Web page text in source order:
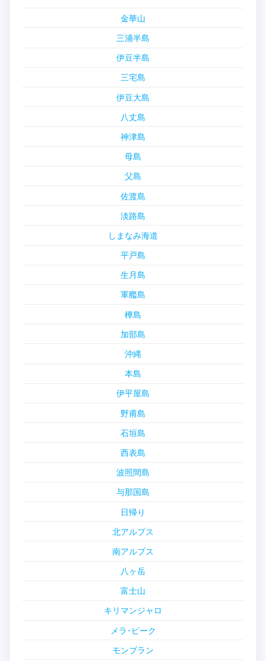
金華山
三浦半島
伊豆半島
三宅島
伊豆大島
八丈島
神津島
母島
父島
佐渡島
淡路島
しまなみ海道
平戸島
生月島
軍艦島
樺島
加部島
沖縄
本島
伊平屋島
野甫島
石垣島
西表島
波照間島
与那国島
日帰り
北アルプス
南アルプス
八ヶ岳
富士山
キリマンジャロ
メラ･ピーク
モンブラン